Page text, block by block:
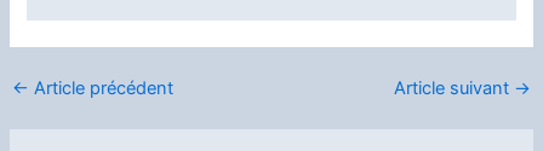
← Article précédent Article suivant →